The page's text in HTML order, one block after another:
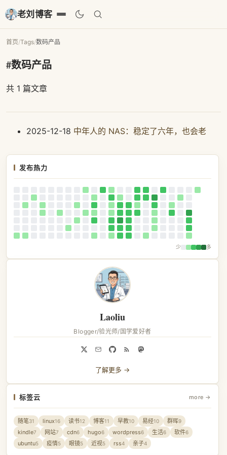
老刘博客
首页/Tags/数码产品
#数码产品
共 1 篇文章
2025-12-18 中年人的 NAS：稳定了六年，也会老
发布热力
少 多
Laoliu
Blogger/验光师/国学爱好者
了解更多 →
标签云 more →
随笔31 linux16 读书12 博客11 早教10 易经10 群晖9
kindle7 网站7 cdn6 hugo6 wordpress6 生活6 软件6
ubuntu5 疫情5 眼镜5 近视5 rss4 亲子4